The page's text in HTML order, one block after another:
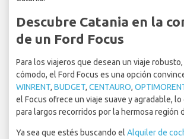
Descubre Catania en la
de un Ford Focus
Para los viajeros que desean un viaje
cómodo, el Ford Focus es una opción
WINRENT, BUDGET, CENTAURO,
el Focus ofrece un viaje suave y agradable,
para largos recorridos por la hermosa región
Ya sea que estés buscando el Alquiler de